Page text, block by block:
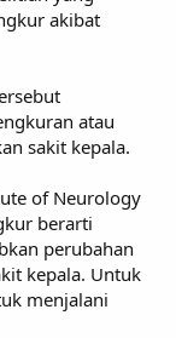
akibat
atau
sakit kepala.
of Neurology
berarti
perubahan
kepala. Untuk
menjalani